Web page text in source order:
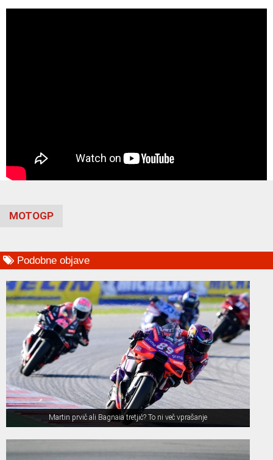
MOTOGP
Podobne objave
Martin prvič ali Bagnaia tretjič? To ni več vprašanje